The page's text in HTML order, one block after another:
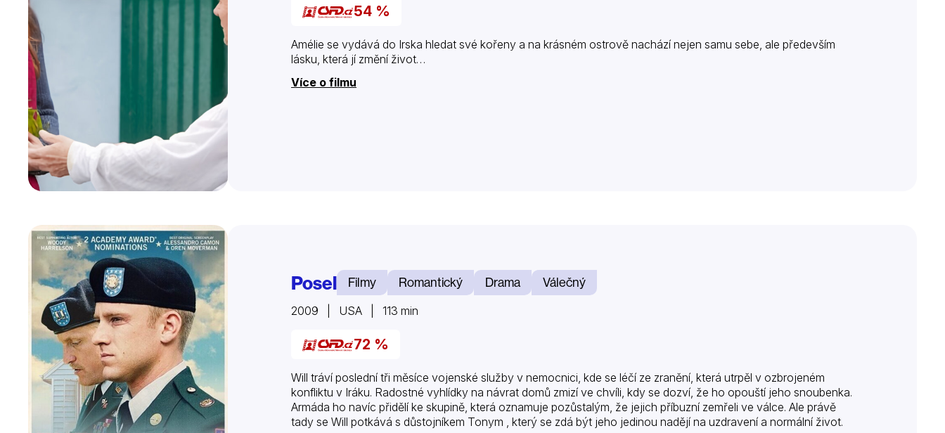
54 %
Amélie se vydává do Irska hledat své kořeny a na krásném ostrově nachází nejen samu sebe, ale především
lásku, která jí změní život…
Více o filmu
Posel Filmy Romantický Drama Válečný
2009 | USA | 113 min
72 %
Will tráví poslední tři měsíce vojenské služby v nemocnici, kde se léčí ze zranění, která utrpěl v ozbrojeném
konfliktu v Iráku. Radostné vyhlídky na návrat domů zmizí ve chvíli, kdy se dozví, že ho opouští jeho snoubenka.
Armáda ho navíc přidělí ke skupině, která oznamuje pozůstalým, že jejich příbuzní zemřeli ve válce. Ale právě
tady se Will potkává s důstojníkem Tonym , který se zdá být jeho jedinou nadějí na uzdravení a normální život.